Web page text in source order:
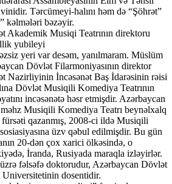
Tərcümeyi-halını həm də “Şöhrət”
kəlmələri bəzəyir.
Akademik Musiqi Teatrının direktoru
yubileyi
yeri var desəm, yanılmaram. Müslüm
Dövlət Filarmoniyasının direktor
Nazirliyinin İncəsənət Baş İdarəsinin rəisi
Dövlət Musiqili Komediya Teatrının
incəsənətə həsr etmişdir. Azərbaycan
məhz Musiqili Komediya Teatrı beynəlxalq
qazanmış, 2008-ci ildə Musiqili
üzv qəbul edilmişdir. Bu gün
20-dən çox xarici ölkəsində, o
İranda, Rusiyada maraqla izləyirlər.
fəlsəfə doktorudur, Azərbaycan Dövlət
dosentidir.